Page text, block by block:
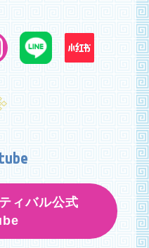
ィバル公式